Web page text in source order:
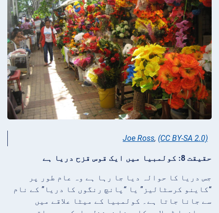
Joe Ross, (CC BY-SA 2.0)
حقیقت 8: کولمبیا میں ایک قوس قزح دریا ہے
جس دریا کا حوالہ دیا جا رہا ہے وہ عام طور پر
“کاینو کرسٹالیز” یا “پانچ رنگوں کا دریا” کے نام
سے جانا جاتا ہے۔ کولمبیا کے میٹا علاقے میں